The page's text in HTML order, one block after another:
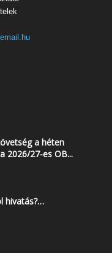
a héten
2026/27-es OB...
hivatás?…